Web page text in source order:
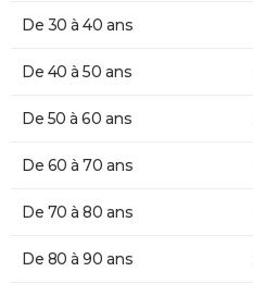
De 30 à 40 ans
De 40 à 50 ans
De 50 à 60 ans
De 60 à 70 ans
De 70 à 80 ans
De 80 à 90 ans